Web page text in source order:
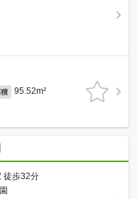
95.52m²
徒歩32分